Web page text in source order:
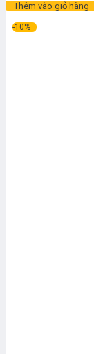
Thêm vào giỏ hàng
-10%